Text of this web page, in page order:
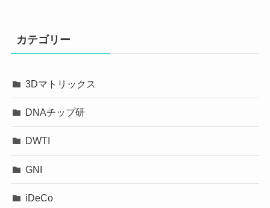
カテゴリー
3Dマトリックス
DNAチップ研
DWTI
GNI
iDeCo